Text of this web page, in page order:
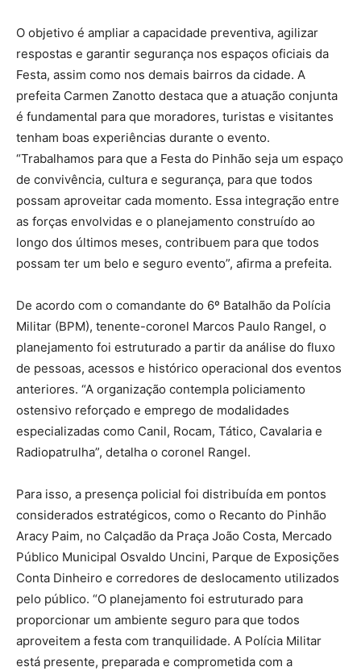
O objetivo é ampliar a capacidade preventiva, agilizar
respostas e garantir segurança nos espaços oficiais da
Festa, assim como nos demais bairros da cidade. A
prefeita Carmen Zanotto destaca que a atuação conjunta
é fundamental para que moradores, turistas e visitantes
tenham boas experiências durante o evento.
“Trabalhamos para que a Festa do Pinhão seja um espaço
de convivência, cultura e segurança, para que todos
possam aproveitar cada momento. Essa integração entre
as forças envolvidas e o planejamento construído ao
longo dos últimos meses, contribuem para que todos
possam ter um belo e seguro evento”, afirma a prefeita.
De acordo com o comandante do 6º Batalhão da Polícia
Militar (BPM), tenente-coronel Marcos Paulo Rangel, o
planejamento foi estruturado a partir da análise do fluxo
de pessoas, acessos e histórico operacional dos eventos
anteriores. “A organização contempla policiamento
ostensivo reforçado e emprego de modalidades
especializadas como Canil, Rocam, Tático, Cavalaria e
Radiopatrulha”, detalha o coronel Rangel.
Para isso, a presença policial foi distribuída em pontos
considerados estratégicos, como o Recanto do Pinhão
Aracy Paim, no Calçadão da Praça João Costa, Mercado
Público Municipal Osvaldo Uncini, Parque de Exposições
Conta Dinheiro e corredores de deslocamento utilizados
pelo público. “O planejamento foi estruturado para
proporcionar um ambiente seguro para que todos
aproveitem a festa com tranquilidade. A Polícia Militar
está presente, preparada e comprometida com a